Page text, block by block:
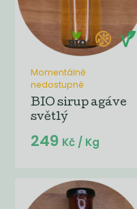
Momentálně
nedostupné
BIO sirup agáve
světlý
249 Kč / Kg